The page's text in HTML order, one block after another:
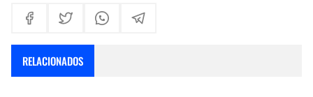
RELACIONADOS